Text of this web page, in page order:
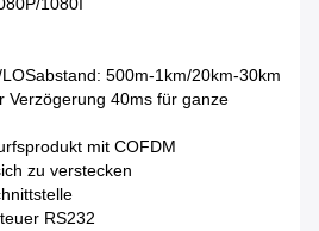
1080I
500m-1km/20km-30km
Verzögerung 40ms für ganze
mit COFDM
zu verstecken
RS232